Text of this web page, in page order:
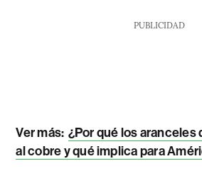
PUBLICIDAD
Ver más: ¿Por qué los aranceles
al cobre y qué implica para